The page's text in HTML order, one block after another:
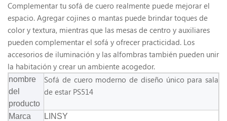
Complementar tu sofá de cuero realmente puede mejorar el
espacio. Agregar cojines o mantas puede brindar toques de
color y textura, mientras que las mesas de centro y auxiliares
pueden complementar el sofá y ofrecer practicidad. Los
accesorios de iluminación y las alfombras también pueden unir
la habitación y crear un ambiente acogedor.
nombre
del
producto
Sofá de cuero moderno de diseño único para sala
de estar PS514
Marca
LINSY